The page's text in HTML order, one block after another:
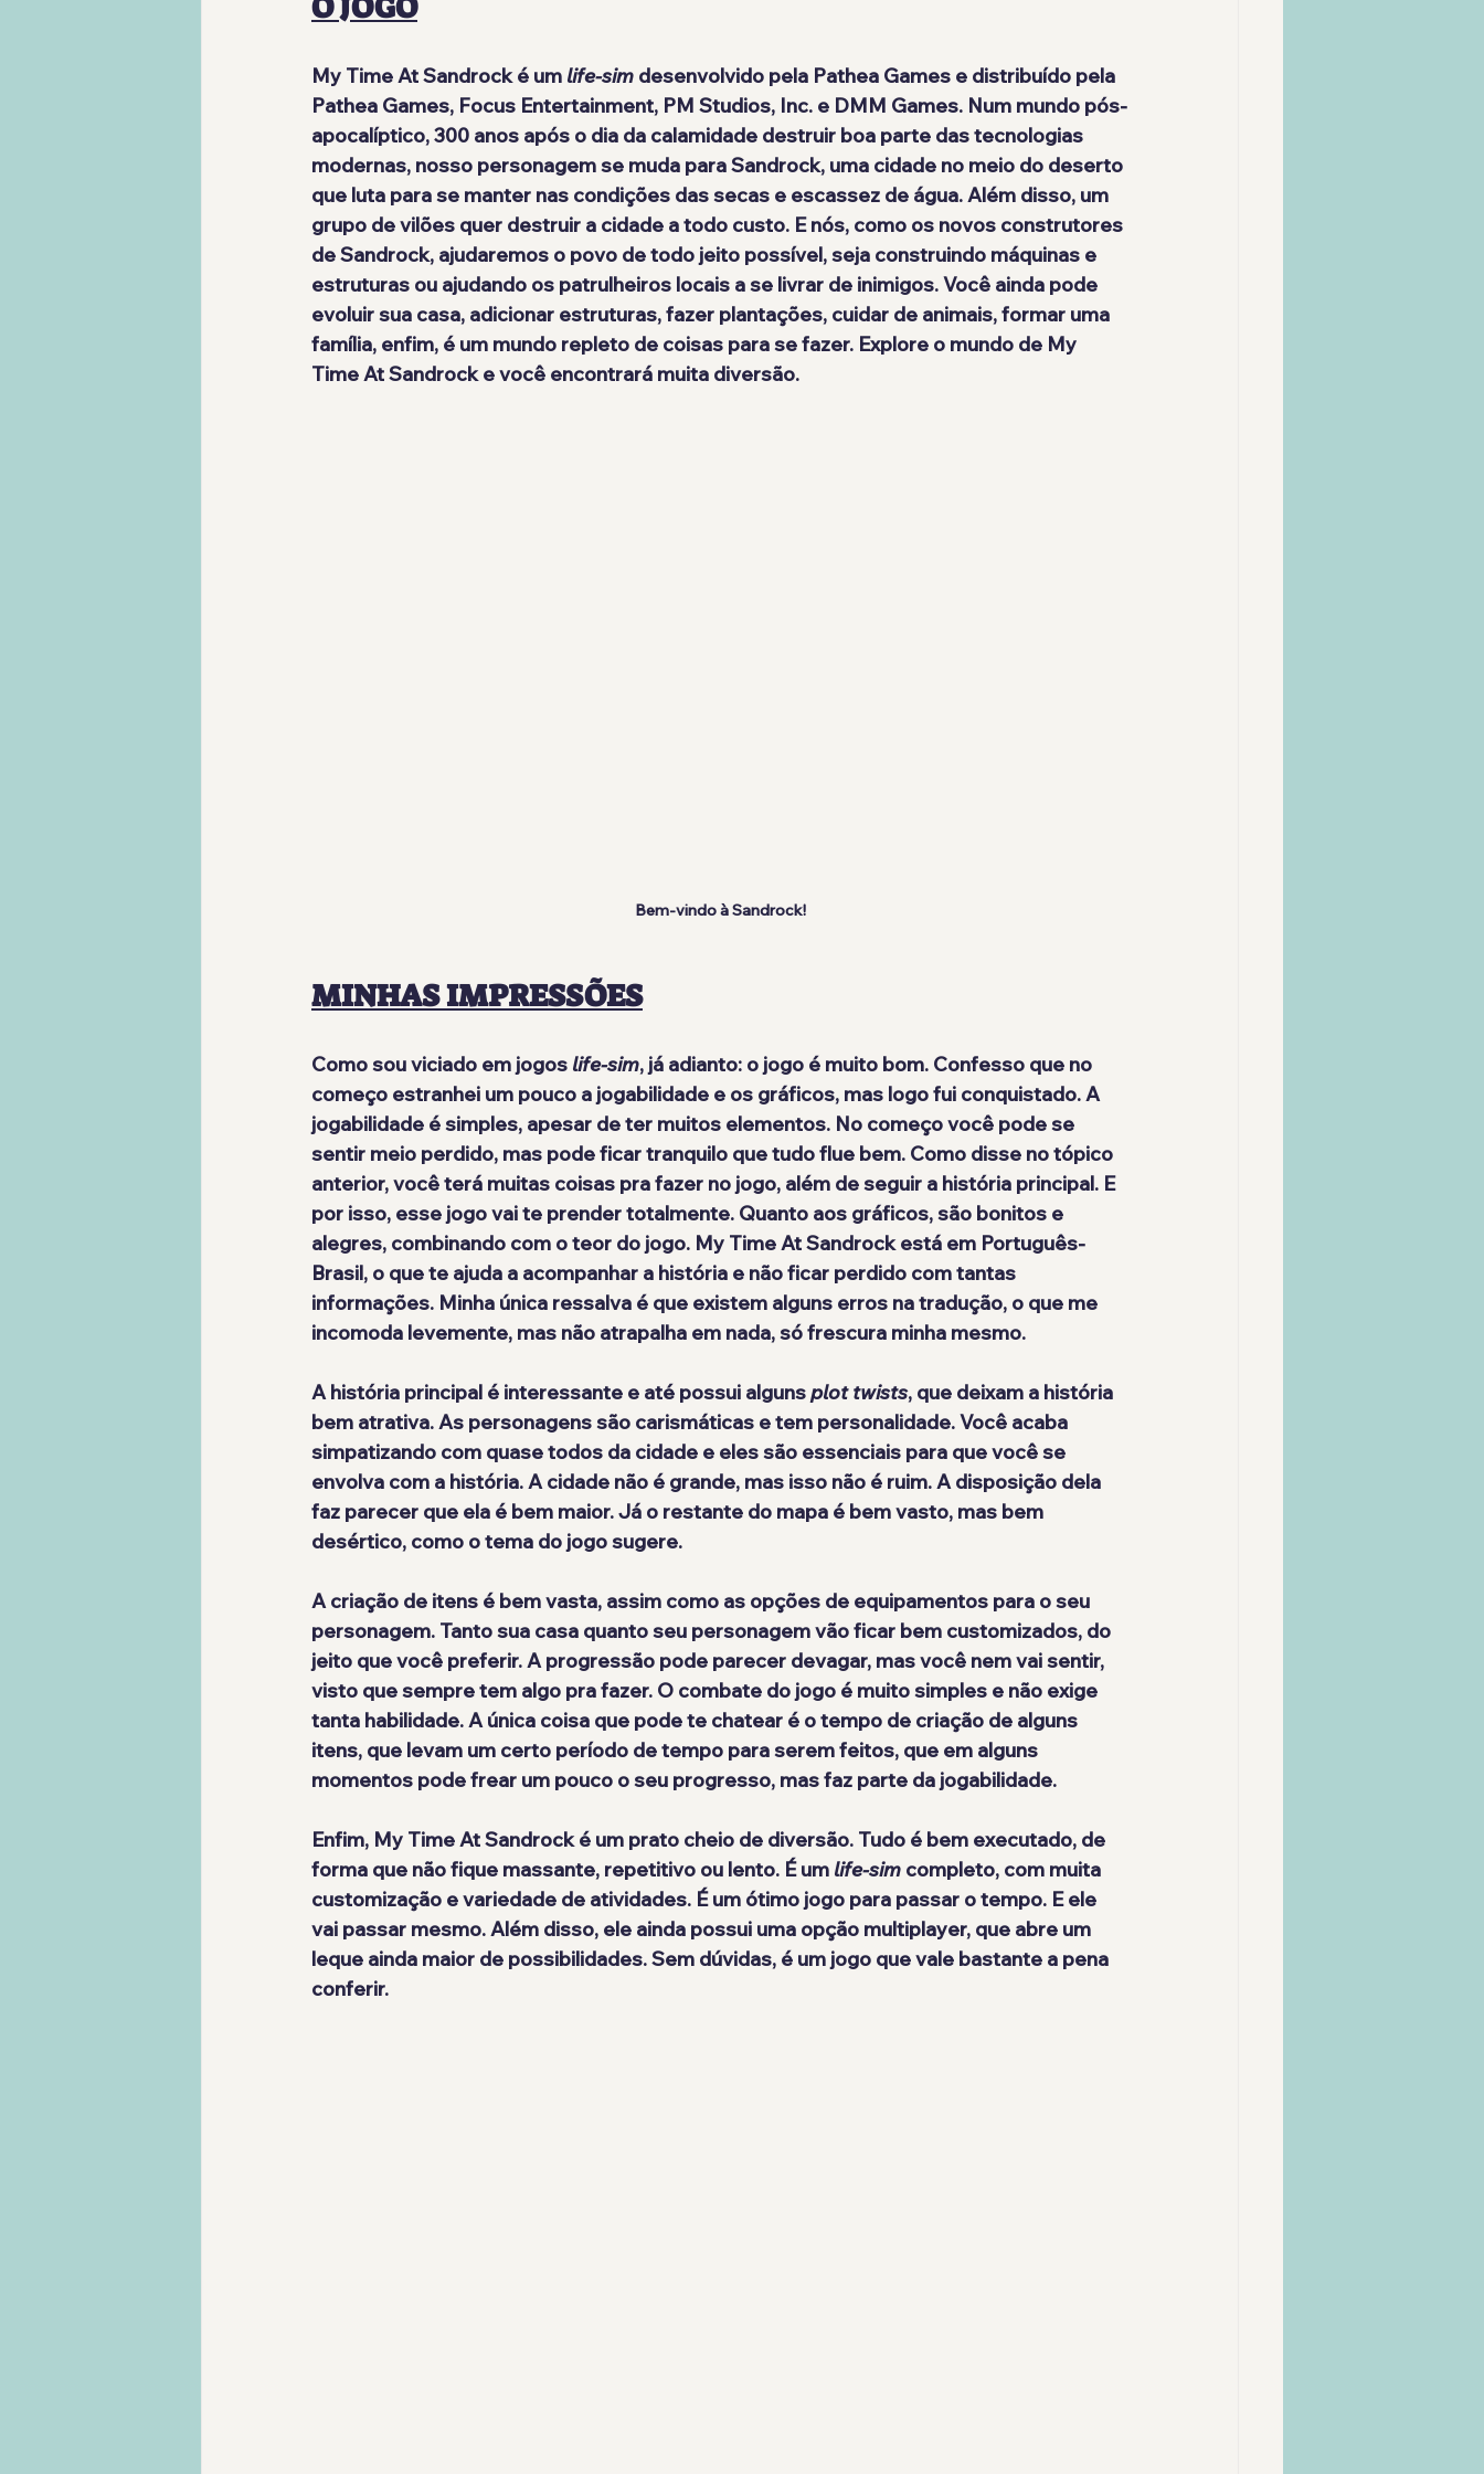
My Time At Sandrock é um life-sim desenvolvido pela Pathea Games e distribuído pela
Pathea Games, Focus Entertainment, PM Studios, Inc. e DMM Games. Num mundo pós-
apocalíptico, 300 anos após o dia da calamidade destruir boa parte das tecnologias
modernas, nosso personagem se muda para Sandrock, uma cidade no meio do deserto
que luta para se manter nas condições das secas e escassez de água. Além disso, um
grupo de vilões quer destruir a cidade a todo custo. E nós, como os novos construtores
de Sandrock, ajudaremos o povo de todo jeito possível, seja construindo máquinas e
estruturas ou ajudando os patrulheiros locais a se livrar de inimigos. Você ainda pode
evoluir sua casa, adicionar estruturas, fazer plantações, cuidar de animais, formar uma
família, enfim, é um mundo repleto de coisas para se fazer. Explore o mundo de My
Time At Sandrock e você encontrará muita diversão.
Bem-vindo à Sandrock!
MINHAS IMPRESSÕES
Como sou viciado em jogos life-sim, já adianto: o jogo é muito bom. Confesso que no
começo estranhei um pouco a jogabilidade e os gráficos, mas logo fui conquistado. A
jogabilidade é simples, apesar de ter muitos elementos. No começo você pode se
sentir meio perdido, mas pode ficar tranquilo que tudo flue bem. Como disse no tópico
anterior, você terá muitas coisas pra fazer no jogo, além de seguir a história principal. E
por isso, esse jogo vai te prender totalmente. Quanto aos gráficos, são bonitos e
alegres, combinando com o teor do jogo. My Time At Sandrock está em Português-
Brasil, o que te ajuda a acompanhar a história e não ficar perdido com tantas
informações. Minha única ressalva é que existem alguns erros na tradução, o que me
incomoda levemente, mas não atrapalha em nada, só frescura minha mesmo.
A história principal é interessante e até possui alguns plot twists, que deixam a história
bem atrativa. As personagens são carismáticas e tem personalidade. Você acaba
simpatizando com quase todos da cidade e eles são essenciais para que você se
envolva com a história. A cidade não é grande, mas isso não é ruim. A disposição dela
faz parecer que ela é bem maior. Já o restante do mapa é bem vasto, mas bem
desértico, como o tema do jogo sugere.
A criação de itens é bem vasta, assim como as opções de equipamentos para o seu
personagem. Tanto sua casa quanto seu personagem vão ficar bem customizados, do
jeito que você preferir. A progressão pode parecer devagar, mas você nem vai sentir,
visto que sempre tem algo pra fazer. O combate do jogo é muito simples e não exige
tanta habilidade. A única coisa que pode te chatear é o tempo de criação de alguns
itens, que levam um certo período de tempo para serem feitos, que em alguns
momentos pode frear um pouco o seu progresso, mas faz parte da jogabilidade.
Enfim, My Time At Sandrock é um prato cheio de diversão. Tudo é bem executado, de
forma que não fique massante, repetitivo ou lento. É um life-sim completo, com muita
customização e variedade de atividades. É um ótimo jogo para passar o tempo. E ele
vai passar mesmo. Além disso, ele ainda possui uma opção multiplayer, que abre um
leque ainda maior de possibilidades. Sem dúvidas, é um jogo que vale bastante a pena
conferir.